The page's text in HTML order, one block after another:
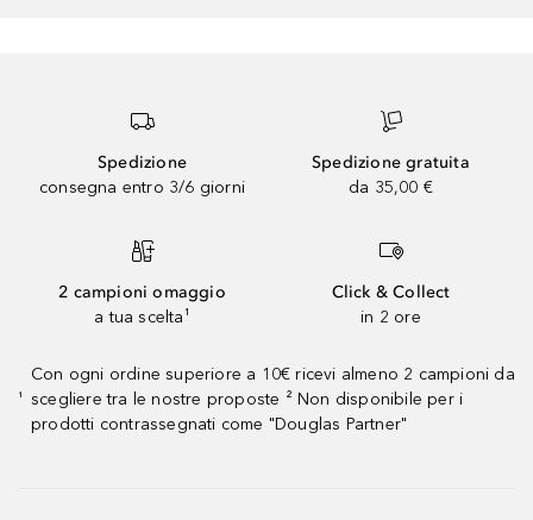
Spedizione
consegna entro 3/6 giorni
Spedizione gratuita
da 35,00 €
2 campioni omaggio
a tua scelta¹
Click & Collect
in 2 ore
¹
Con ogni ordine superiore a 10€ ricevi almeno 2 campioni da
scegliere tra le nostre proposte ² Non disponibile per i
prodotti contrassegnati come "Douglas Partner"